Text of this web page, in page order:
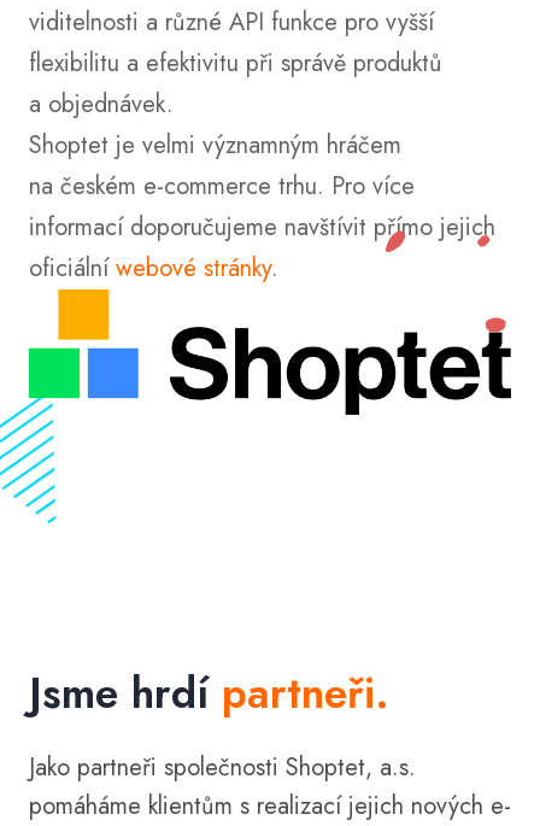
viditelnosti a různé API funkce pro vyšší
flexibilitu a efektivitu při správě produktů
a objednávek.
Shoptet je velmi významným hráčem
na českém e-commerce trhu. Pro více
informací doporučujeme navštívit přímo jejich
oficiálníwebové stránky.
Jsme hrdí partneři.
Jako partneři společnosti Shoptet, a.s.
pomáháme klientům s realizací jejich nových e-